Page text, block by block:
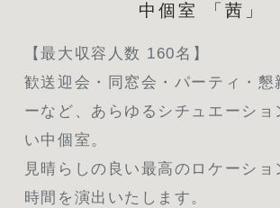
中個室 「茜」
【最大収容人数 160名】
歓送迎会・同窓会・パーティ・懇
ーなど、あらゆるシチュエーショ
い中個室。
見晴らしの良い最高のロケーショ
時間を演出いたします。